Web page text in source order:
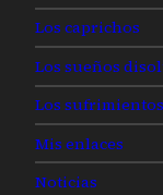
Los caprichos
Los sueños
Los sufrimientos
Mis enlaces
Noticias